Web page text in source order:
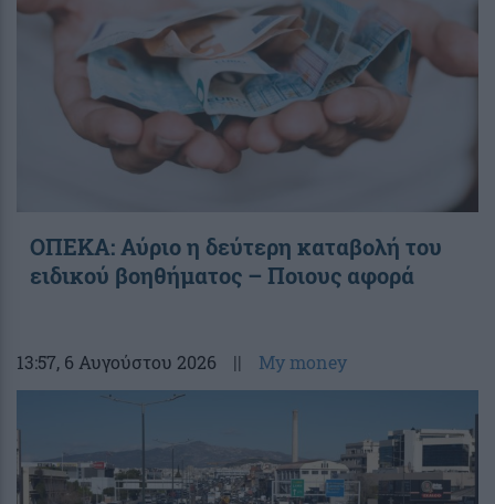
ΟΠΕΚΑ: Αύριο η δεύτερη καταβολή του
ειδικού βοηθήματος – Ποιους αφορά
13:57, 6 Αυγούστου 2026 || My money